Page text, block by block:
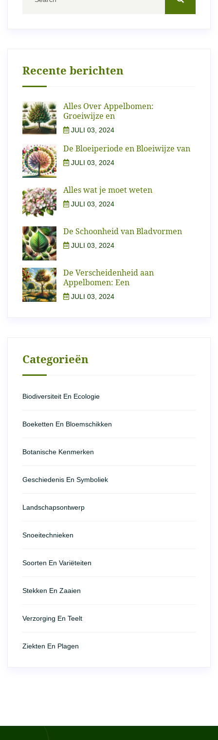
Recente berichten
Alles Over Appelbomen:
Groeiwijze en
JULI 03, 2024
De Bloeiperiode en Bloeiwijze van
JULI 03, 2024
Alles wat je moet weten
JULI 03, 2024
De Schoonheid van Bladvormen
JULI 03, 2024
De Verscheidenheid aan
Appelbomen: Een
JULI 03, 2024
Categorieën
Biodiversiteit En Ecologie
Boeketten En Bloemschikken
Botanische Kenmerken
Geschiedenis En Symboliek
Landschapsontwerp
Snoeitechnieken
Soorten En Variëteiten
Stekken En Zaaien
Verzorging En Teelt
Ziekten En Plagen